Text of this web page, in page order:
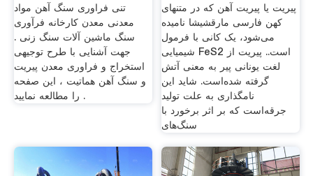
تنی فراوری سنگ آهن مواد
معدنی معدن کارخانه فرآوری
سنگ ماشین آلات سنگ زنی .
جهت آشنایی با طرح توجیهی
استخراج و فراوری معدن پیریت
و سنگ آهن هماتیت ، این صفحه
را مطالعه نمایید .
پیریت یا پیریت آهن که در متنهای
کهن فارسی مارقشیشا نامیده
می‌شود، یک کانی با فرمول
شیمیایی FeS2 است.. پیریت از
لغت یونانی پیر به معنی آتش
گرفته شده‌است. شاید این
نامگذاری به علت تولید
جرقه‌است که بر اثر برخورد با
سنگ‌های